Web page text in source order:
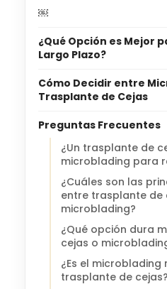
￼
¿Qué Opción es Mejor
Largo Plazo?
Cómo Decidir entre
Trasplante de Cejas
Preguntas Frecuentes
¿Un trasplante de
microblading para
¿Cuáles son las
entre trasplante de
microblading?
¿Qué opción dura
cejas o
¿Es el microblading
trasplante de cejas?